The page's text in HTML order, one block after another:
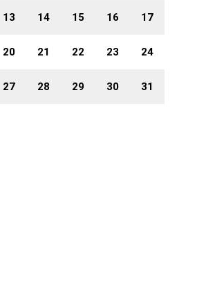
13 14 15 16 17
20 21 22 23 24
27 28 29 30 31